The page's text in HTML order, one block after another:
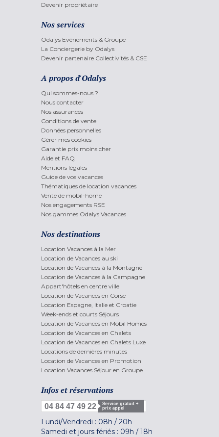
Devenir propriétaire
Nos services
Odalys Evènements & Groupe
La Conciergerie by Odalys
Devenir partenaire Collectivités & CSE
A propos d'Odalys
Qui sommes-nous ?
Nous contacter
Nos assurances
Conditions de vente
Données personnelles
Gérer mes cookies
Garantie prix moins cher
Aide et FAQ
Mentions légales
Guide de vos vacances
Thématiques de location vacances
Vente de mobil-home
Nos engagements RSE
Nos gammes Odalys Vacances
Nos destinations
Location Vacances à la Mer
Location de Vacances au ski
Location de Vacances à la Montagne
Location de Vacances à la Campagne
Appart'hôtels en centre ville
Location de Vacances en Corse
Location Espagne, Italie et Croatie
Week-ends et courts Séjours
Location de Vacances en Mobil Homes
Location de Vacances en Chalets
Location de Vacances en Chalets Luxe
Locations de dernières minutes
Location de Vacances en Promotion
Location Vacances Séjour en Groupe
Infos et réservations
04 84 47 49 22
Service gratuit +
prix appel
Lundi/Vendredi : 08h / 20h
Samedi et jours fériés : 09h / 18h